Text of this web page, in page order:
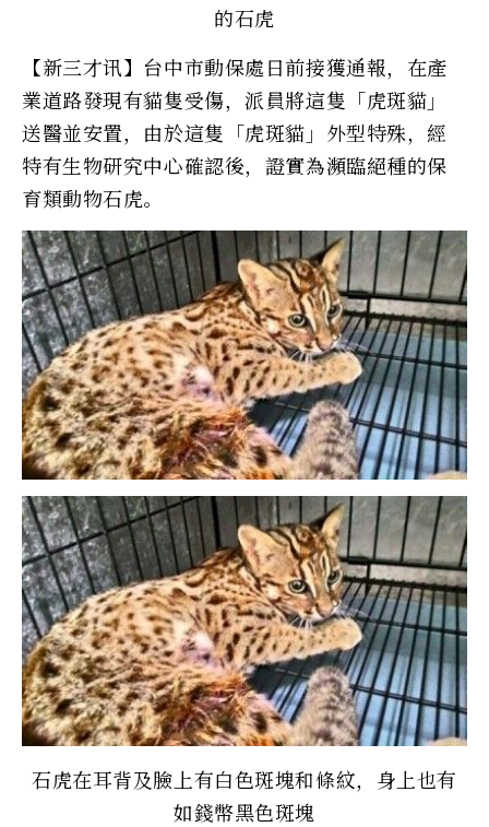
的石虎
【新三才讯】台中市動保處日前接獲通報，在產
業道路發現有貓隻受傷，派員將這隻「虎斑貓」
送醫並安置，由於這隻「虎斑貓」外型特殊，經
特有生物研究中心確認後，證實為瀕臨絕種的保
育類動物石虎。
石虎在耳背及臉上有白色斑塊和條紋，身上也有
如錢幣黑色斑塊